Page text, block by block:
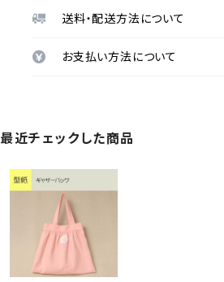
送料・配送方法について
お支払い方法について
最近チェックした商品